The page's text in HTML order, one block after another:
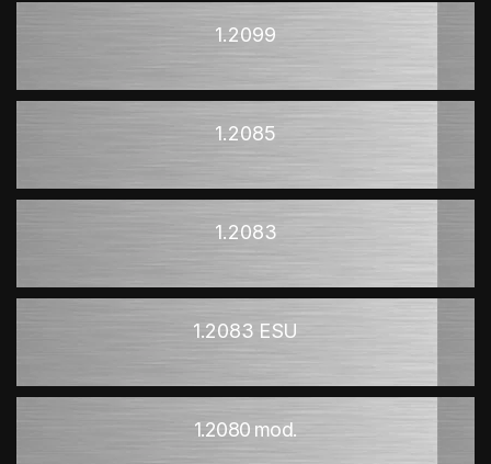
1.2099
1.2085
1.2083
1.2083 ESU
1.2080 mod.